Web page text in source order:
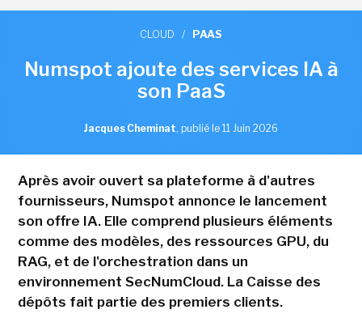
CLOUD / PAAS
Numspot ajoute des services IA à
son PaaS
Jacques Cheminat, publié le 11 Juin 2026
Après avoir ouvert sa plateforme à d'autres
fournisseurs, Numspot annonce le lancement
son offre IA. Elle comprend plusieurs éléments
comme des modèles, des ressources GPU, du
RAG, et de l'orchestration dans un
environnement SecNumCloud. La Caisse des
dépôts fait partie des premiers clients.